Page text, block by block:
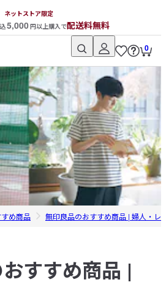
ネットストア限定
5,000円以上購入で配送料無料
0
め商品 無印良品のおすすめ商品 | 婦人・レ
すすめ商品 |